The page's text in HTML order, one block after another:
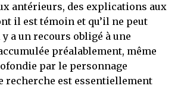
antérieurs, des explications aux
il est témoin et qu’il ne peut
a un recours obligé à une
préalablement, même
par le personnage
recherche est essentiellement